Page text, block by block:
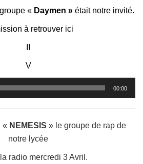
« Daymen »était notre invité.
à retrouver ici
V
00:00
« NEMESIS » le groupe de rap de
notre lycée
radio mercredi 3 Avril.